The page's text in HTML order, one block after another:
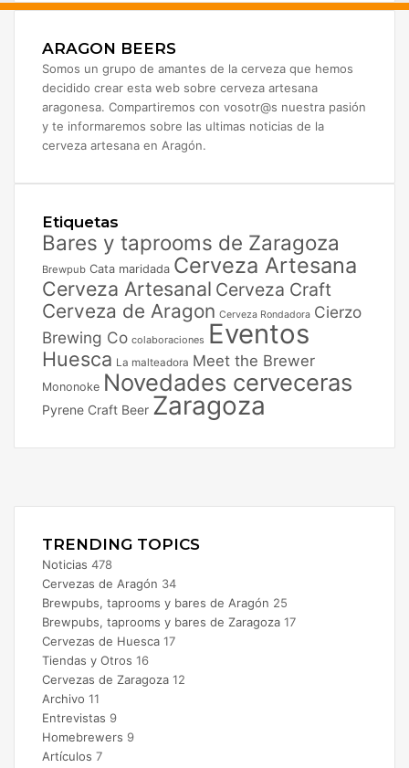
ARAGON BEERS
Somos un grupo de amantes de la cerveza que hemos
decidido crear esta web sobre cerveza artesana
aragonesa. Compartiremos con vosotr@s nuestra pasión
y te informaremos sobre las ultimas noticias de la
cerveza artesana en Aragón.
Etiquetas
Bares y taprooms de Zaragoza
Brewpub Cata maridada Cerveza Artesana
Cerveza Artesanal Cerveza Craft
Cerveza de Aragon Cerveza Rondadora Cierzo
Brewing Co colaboraciones Eventos
Huesca La malteadora Meet the Brewer
Mononoke Novedades cerveceras
Pyrene Craft Beer Zaragoza
TRENDING TOPICS
Noticias 478
Cervezas de Aragón 34
Brewpubs, taprooms y bares de Aragón 25
Brewpubs, taprooms y bares de Zaragoza 17
Cervezas de Huesca 17
Tiendas y Otros 16
Cervezas de Zaragoza 12
Archivo 11
Entrevistas 9
Homebrewers 9
Artículos 7